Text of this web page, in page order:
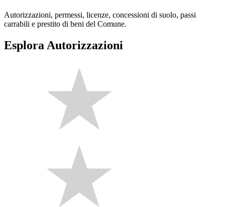
Autorizzazioni, permessi, licenze, concessioni di suolo, passi
carrabili e prestito di beni del Comune.
Esplora Autorizzazioni